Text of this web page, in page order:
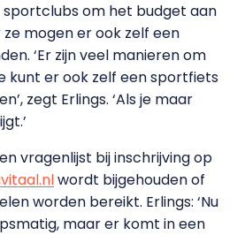
om het budget aan
mogen er ook zelf een
‘Er zijn veel manieren om
kunt er ook zelf een sportfiets
zegt Erlings. ‘Als je maar
vragenlijst bij inschrijving op
wordt bijgehouden of
worden bereikt. Erlings: ‘Nu
maar er komt in een